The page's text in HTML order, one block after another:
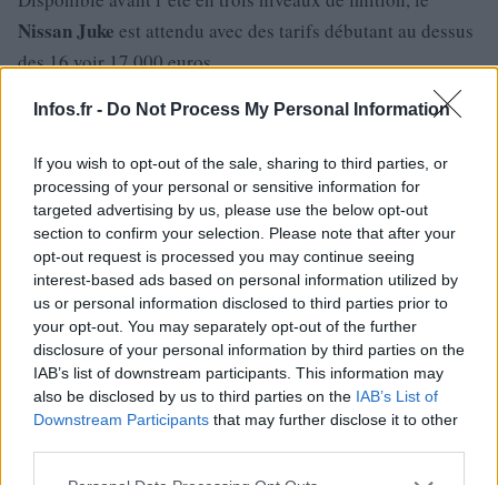
Infos.fr - Do Not Process My Personal Information
If you wish to opt-out of the sale, sharing to third parties, or
processing of your personal or sensitive information for
targeted advertising by us, please use the below opt-out
section to confirm your selection. Please note that after your
opt-out request is processed you may continue seeing
interest-based ads based on personal information utilized by
us or personal information disclosed to third parties prior to
your opt-out. You may separately opt-out of the further
disclosure of your personal information by third parties on the
IAB’s list of downstream participants. This information may
also be disclosed by us to third parties on the IAB’s List of
Downstream Participants that may further disclose it to other
Please note that this website/app uses one or more Google
NissanJuke est attendu avec des tarifs débutant au dessus
des 16 voir 17 000 euros.